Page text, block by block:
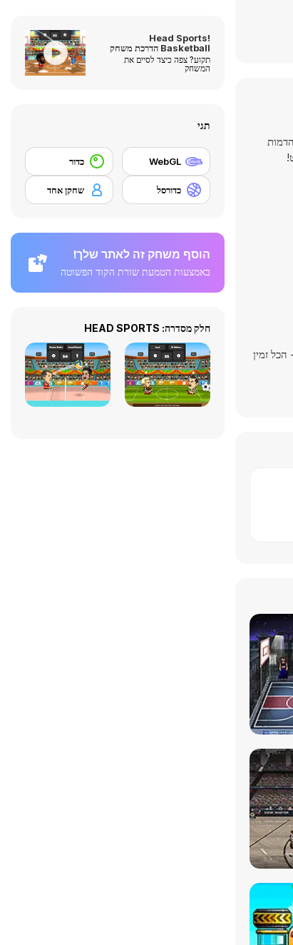
הכל זמין
Head Sports!
Basketball הדרכת משחק
תקוע? צפה כיצד לסיים את
המשחק
תגי
WebGL כדור
כדורסל שחקן אחד
הוסף משחק זה לאתר שלך!
באמצעות הטמעת שורת הקוד הפשוטה
חלק מסדרה: HEAD SPORTS